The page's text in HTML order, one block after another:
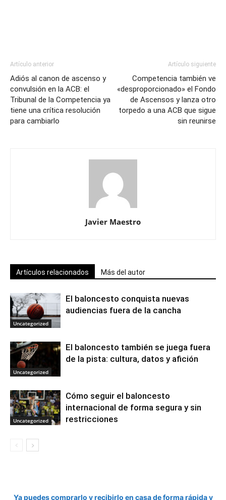
Artículo anterior
Adiós al canon de ascenso y
convulsión en la ACB: el
Tribunal de la Competencia ya
tiene una crítica resolución
para cambiarlo
Artículo siguiente
Competencia también ve
«desproporcionado» el Fondo
de Ascensos y lanza otro
torpedo a una ACB que sigue
sin reunirse
Javier Maestro
Artículos relacionados Más del autor
Uncategorized
El baloncesto conquista nuevas
audiencias fuera de la cancha
Uncategorized
El baloncesto también se juega fuera
de la pista: cultura, datos y afición
Uncategorized
Cómo seguir el baloncesto
internacional de forma segura y sin
restricciones
Ya puedes comprarlo y recibirlo en casa de forma rápida y